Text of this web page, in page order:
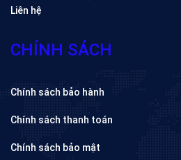
Liên hệ
CHÍNH SÁCH
Chính sách bảo hành
Chính sách thanh toán
Chính sách bảo mật